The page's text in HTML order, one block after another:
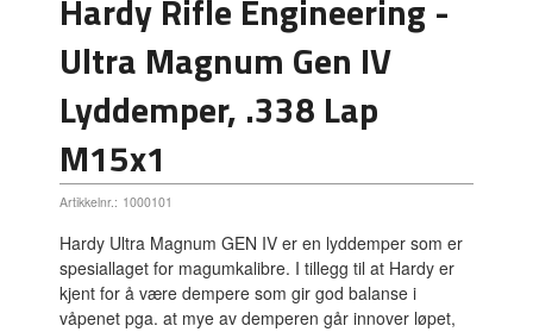
Hardy Rifle Engineering -
Ultra Magnum Gen IV
Lyddemper, .338 Lap
M15x1
Artikkelnr.: 1000101
Hardy Ultra Magnum GEN IV er en lyddemper som er
spesiallaget for magumkalibre. I tillegg til at Hardy er
kjent for å være dempere som gir god balanse i
våpenet pga. at mye av demperen går innover løpet,